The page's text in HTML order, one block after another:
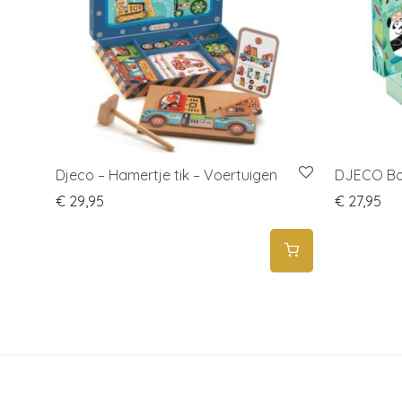
Djeco – Hamertje tik – Voertuigen
€ 29,95
DJECO
€ 27,95